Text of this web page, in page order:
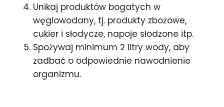
Unikaj produktów bogatych w
węglowodany, tj. produkty zbożowe,
cukier i słodycze, napoje słodzone itp.
Spożywaj minimum 2 litry wody, aby
zadbać o odpowiednie nawodnienie
organizmu.